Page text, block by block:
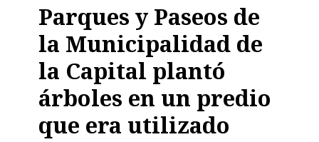
Parques y Paseos de
la Municipalidad de
la Capital plantó
árboles en un predio
que era utilizado